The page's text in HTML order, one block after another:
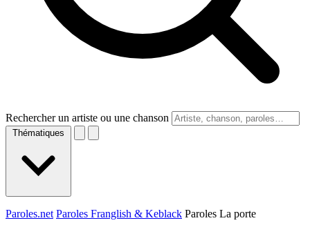
Rechercher un artiste ou une chanson
Thématiques
Paroles.net Paroles Franglish & Keblack Paroles La porte